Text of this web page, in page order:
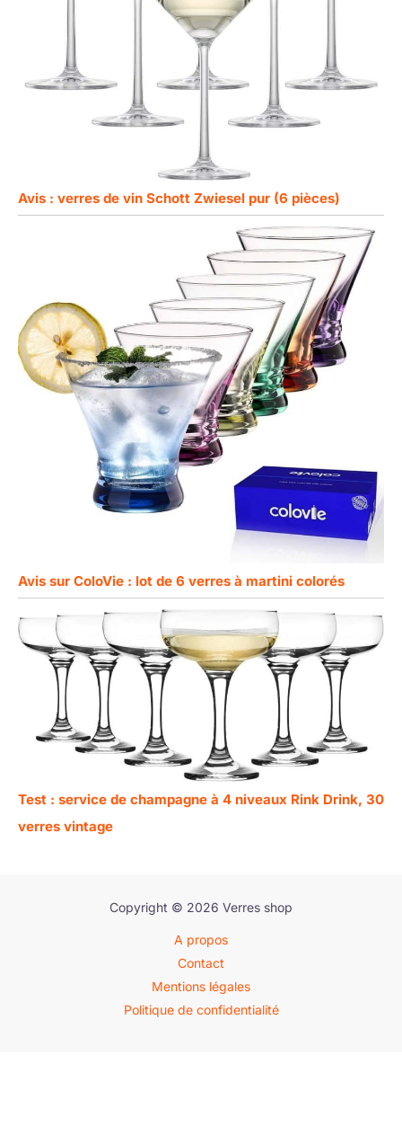
Avis : verres de vin Schott Zwiesel pur (6 pièces)
Avis sur ColoVie : lot de 6 verres à martini colorés
Test : service de champagne à 4 niveaux Rink Drink, 30
verres vintage
Copyright © 2026 Verres shop
A propos
Contact
Mentions légales
Politique de confidentialité